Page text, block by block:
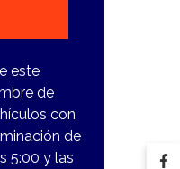
este
de
con
de
5:00 y las